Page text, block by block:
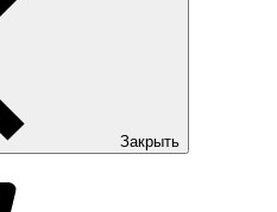
Закрыть